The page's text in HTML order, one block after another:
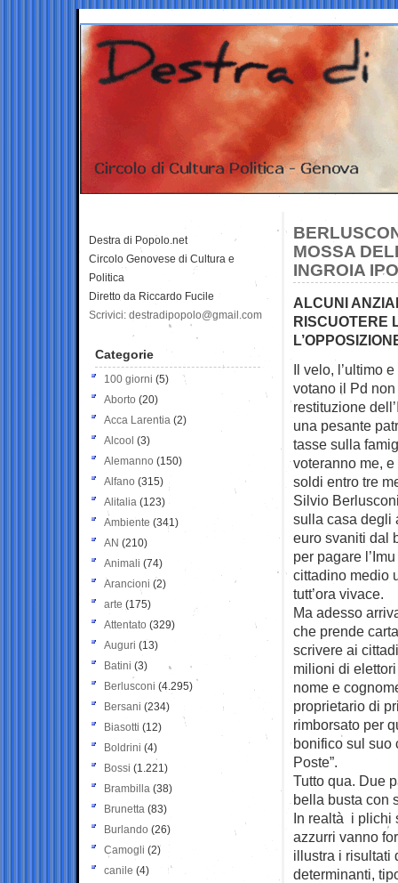
MOSSA
INGROIA
ALCUNI
RISCUOTERE
Il velo, l’ultimo
votano il Pd
restituzione
una pesante
tasse sulla
voteranno me,
soldi entro tre
Silvio
sulla casa degli
euro svaniti dal
per pagare
cittadino medio
tutt’ora vivace.
Ma adesso
che prende
scrivere ai
milioni di
nome e
proprietario di
rimborsato per
bonifico sul suo
Poste”.
Tutto qua. Due
bella busta con
In realtà i plichi
azzurri vanno
illustra i risultati
determinanti,
Destra di Popolo.net
Circolo Genovese di Cultura e
Politica
Diretto da Riccardo Fucile
Scrivici: destradipopolo@gmail.com
Categorie
100 giorni (5)
Aborto (20)
Acca Larentia (2)
Alcool (3)
Alemanno (150)
Alfano (315)
Alitalia (123)
Ambiente (341)
AN (210)
Animali (74)
Arancioni (2)
arte (175)
Attentato (329)
Auguri (13)
Batini (3)
Berlusconi (4.295)
Bersani (234)
Biasotti (12)
Boldrini (4)
Bossi (1.221)
Brambilla (38)
Brunetta (83)
Burlando (26)
Camogli (2)
canile (4)